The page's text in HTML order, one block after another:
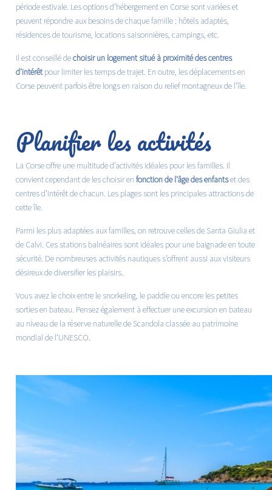
période estivale. Les options d’hébergement en Corse sont variées et
peuvent répondre aux besoins de chaque famille : hôtels adaptés,
résidences de tourisme, locations saisonnières, campings, etc.
Il est conseillé dechoisir un logement situé à proximité des centres
d’intérêtpour limiter les temps de trajet. En outre, les déplacements en
Corse peuvent parfois être longs en raison du relief montagneux de l’île.
Planifier les activités
La Corse offre une multitude d’activités idéales pour les familles. Il
convient cependant de les choisir en fonction de l’âge des enfantset des
centres d’intérêt de chacun. Les plages sont les principales attractions de
cette île.
Parmi les plus adaptées aux familles, on retrouve celles de Santa Giulia et
de Calvi. Ces stations balnéaires sont idéales pour une baignade en toute
sécurité. De nombreuses activités nautiques s’offrent aussi aux visiteurs
désireux de diversifier les plaisirs.
Vous avez le choix entre le snorkeling, le paddle ou encore les petites
sorties en bateau. Pensez également à effectuer une excursion en bateau
au niveau de la réserve naturelle de Scandola classée au patrimoine
mondial de l’UNESCO.